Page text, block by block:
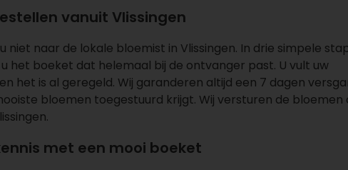
vanuit Vlissingen
niet naar de lokale bloemist in Vlissingen. In drie simpele
het boeket dat helemaal bij de ontvanger past. U vult uw
het is al geregeld. Wij garanderen altijd een 7 dagen
bloemen toegestuurd krijgt. Wij versturen de bloemen
met een mooi boeket